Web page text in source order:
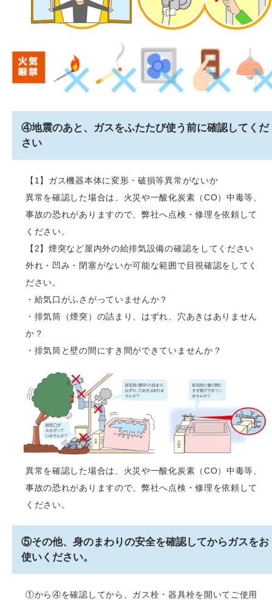
④地震のあと、ガスをふたたび使う前に確認してくだ
さい
【1】ガス機器本体に変形・破損等異常がないか
異常を確認した場合は、火災や一酸化炭素（CO）中毒等、
事故の恐れがありますので、弊社へ点検・修理を依頼して
ください。
【2】煙突など屋内外の給排気設備の確認をしてください
外れ・凹み・閉塞がないか可能な範囲で目視確認をしてく
ださい。
・給気口がふさがっていませんか？
・排気筒（煙突）の詰まり、はずれ、穴あきはありません
か？
・排気筒と壁の間にすき間ができていませんか？
異常を確認した場合は、火災や一酸化炭素（CO）中毒等、
事故の恐れがありますので、弊社へ点検・修理を依頼して
ください。
⑤その他、身のまわりの安全を確認してからガスをお
使いください。
①から④を確認してから、ガス栓・器具栓を開いてご使用